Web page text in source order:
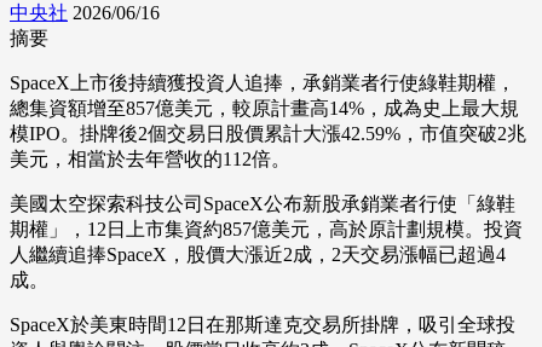
中央社 2026/06/16
摘要
SpaceX上市後持續獲投資人追捧，承銷業者行使綠鞋期權，
總集資額增至857億美元，較原計畫高14%，成為史上最大規
模IPO。掛牌後2個交易日股價累計大漲42.59%，市值突破2兆
美元，相當於去年營收的112倍。
美國太空探索科技公司SpaceX公布新股承銷業者行使「綠鞋
期權」，12日上市集資約857億美元，高於原計劃規模。投資
人繼續追捧SpaceX，股價大漲近2成，2天交易漲幅已超過4
成。
SpaceX於美東時間12日在那斯達克交易所掛牌，吸引全球投